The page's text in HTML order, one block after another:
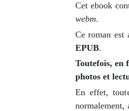
Cet ebook
webm.
Ce roman est
EPUB.
Toutefois, en
photos et
En effet,
normalement,